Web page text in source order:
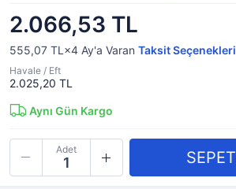
2.066,53 TL
555,07 TL×4 Ay'a Varan Taksit Seçenekleri
Havale / Eft
2.025,20 TL
Aynı Gün Kargo
Adet